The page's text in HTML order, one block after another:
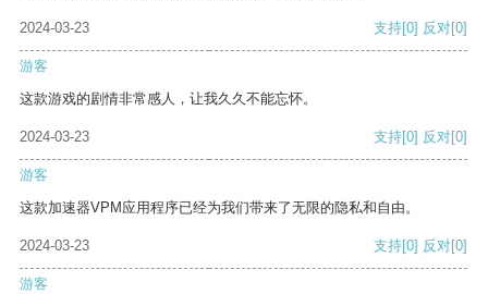
2024-03-23 支持[0] 反对[0]
游客
这款游戏的剧情非常感人，让我久久不能忘怀。
2024-03-23 支持[0] 反对[0]
游客
这款加速器VPM应用程序已经为我们带来了无限的隐私和自由。
2024-03-23 支持[0] 反对[0]
游客